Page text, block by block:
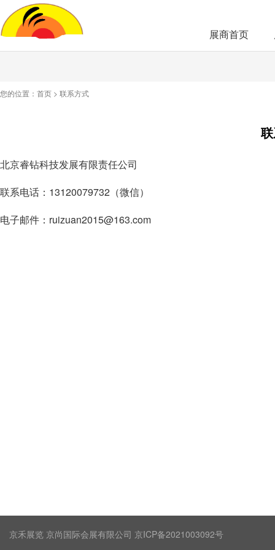
展商首页
您的位置： 首页 > 联系方式
北京睿钻科技发展有限责任公司
联系电话：13120079732（微信）
电子邮件：ruizuan2015@163.com
京禾展览 京尚国际会展有限公司 京ICP备2021003092号